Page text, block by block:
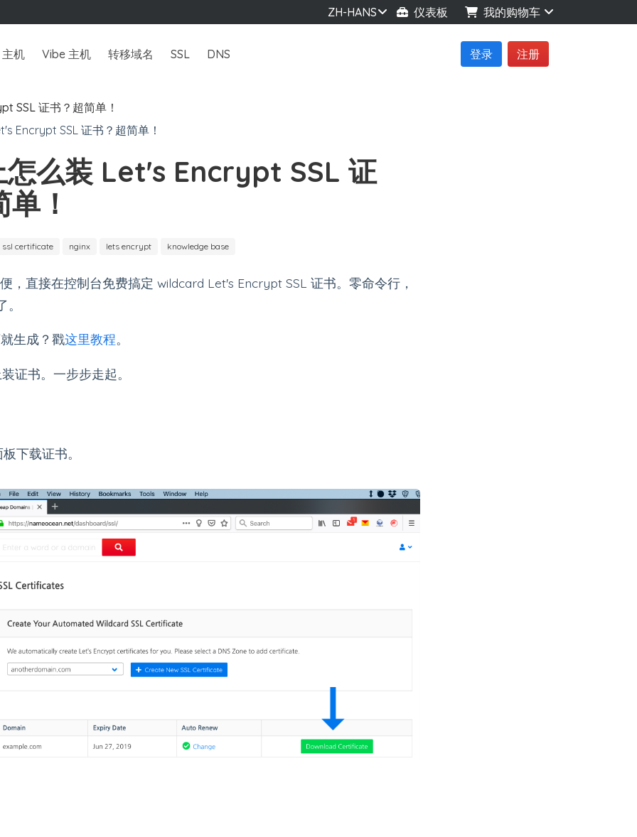
ZH-HANS 仪表板 我的购物车
主机 Vibe 主机 转移域名 SSL DNS 登录 注册
SSL 证书？超简单！
么装 Let's Encrypt SSL 证
！
ssl certificate nginx lets encrypt knowledge base
，直接在控制台免费搞定 wildcard Let's Encrypt SSL 证书。零命令行，
生成？戳这里教程。
证书。一步步走起。
下载证书。